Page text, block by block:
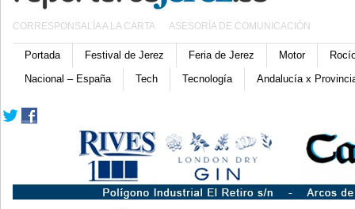
CORRESPONSALÍA A LA CARTA ASESORÍA DE COMUNICACIÓN
Portada Festival de Jerez Feria de Jerez Motor
Nacional – España
Tech Tecnología Andalucía x